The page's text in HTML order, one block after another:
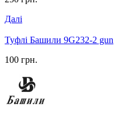
Далі
Туфлі Башили 9G232-2 gun
100 грн.